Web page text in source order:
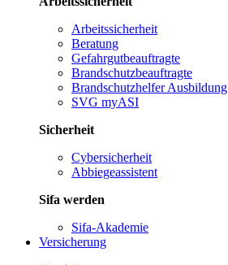
Arbeitssicherheit
Beratung
Gefahrgutbeauftragte
Brandschutzbeauftragte
Brandschutzhelfer Ausbildung
SVG myASI
Sicherheit
Cybersicherheit
Abbiegeassistent
Sifa werden
Sifa-Akademie
Versicherung